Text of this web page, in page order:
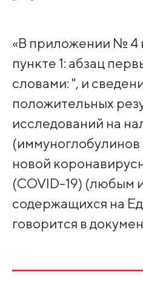
«В приложении № 4
пункте 1: абзац
словами: ", и
положительных
исследований на
(иммуноглобулинов
новой
(COVID-19) (любым
содержащихся на
говорится в